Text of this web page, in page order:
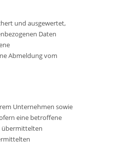
und ausgewertet,
Daten
Abmeldung vom
Unternehmen sowie
eine betroffene
übermittelten